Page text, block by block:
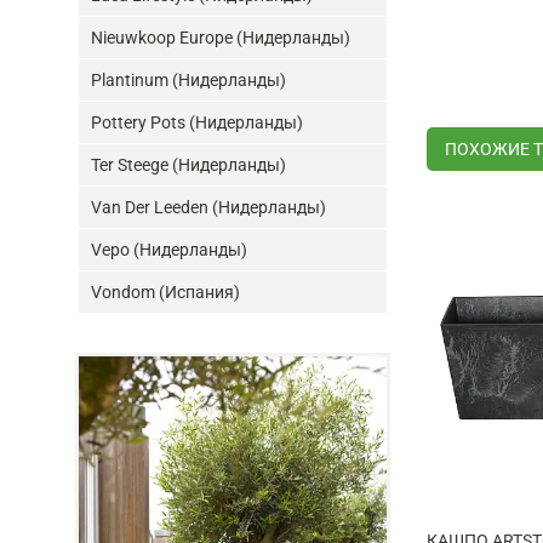
ПОХОЖИЕ
Nieuwkoop Europe (Нидерланды)
Plantinum (Нидерланды)
Pottery Pots (Нидерланды)
Ter Steege (Нидерланды)
Van Der Leeden (Нидерланды)
Vepo (Нидерланды)
Vondom (Испания)